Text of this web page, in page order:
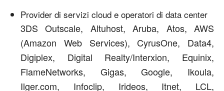
Provider di servizi cloud e operatori di data center
3DS Outscale, Altuhost, Aruba, Atos, AWS
(Amazon Web Services), CyrusOne, Data4,
Digiplex, Digital Realty/Interxion, Equinix,
FlameNetworks, Gigas, Google, Ikoula,
Ilger.com, Infoclip, Irideos, Itnet, LCL,